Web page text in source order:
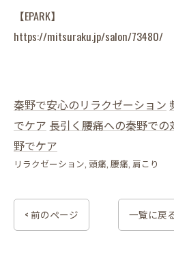
【EPARK】
https://mitsuraku.jp/salon/73480/
秦野で安心のリラクゼーション
でケア 長引く腰痛への秦野での
野でケア
リラクゼーション 頭痛 腰痛 肩こり
< 前のページ 一覧に戻